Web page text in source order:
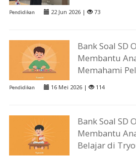
Pendidikan 22 Jun 2026 | 73
Bank Soal SD
Membantu
Memahami
Pendidikan 16 Mei 2026 | 114
Bank Soal SD
Membantu
Belajar di